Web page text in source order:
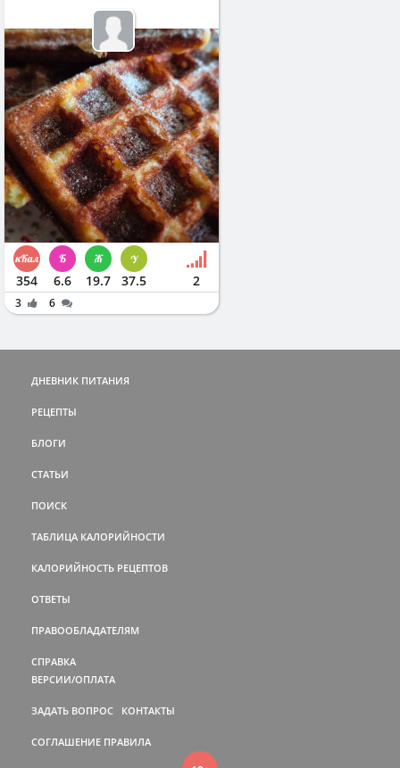
354 6.6 19.7 37.5 2
3 6
ДНЕВНИК ПИТАНИЯ
РЕЦЕПТЫ
БЛОГИ
СТАТЬИ
ПОИСК
ТАБЛИЦА КАЛОРИЙНОСТИ
КАЛОРИЙНОСТЬ РЕЦЕПТОВ
ОТВЕТЫ
ПРАВООБЛАДАТЕЛЯМ
СПРАВКА
ВЕРСИИ/ОПЛАТА
ЗАДАТЬ ВОПРОС КОНТАКТЫ
СОГЛАШЕНИЕ ПРАВИЛА